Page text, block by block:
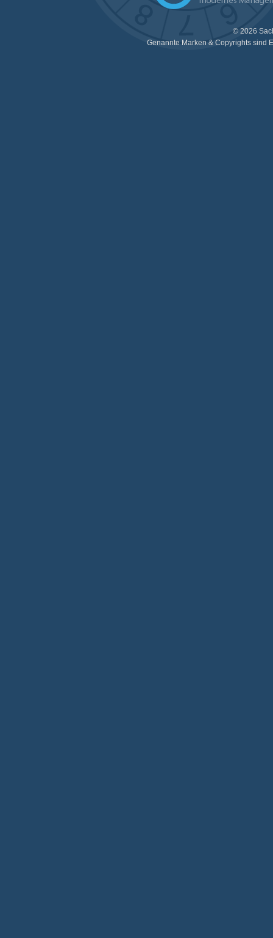
© 2026
Genannte Marken & Copyrights sind